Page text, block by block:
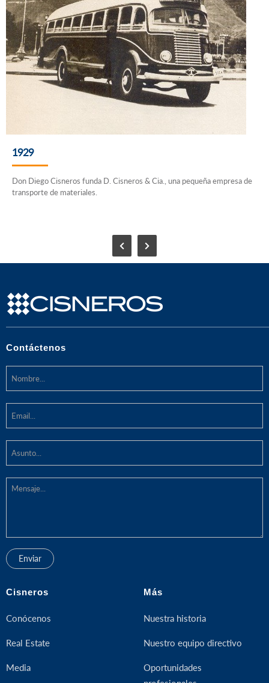
1929
Don Diego Cisneros funda D. Cisneros & Cia., una pequeña empresa de
transporte de materiales.
Contáctenos
Cisneros
Conócenos
Real Estate
Media
Más
Nuestra historia
Nuestro equipo directivo
Oportunidades